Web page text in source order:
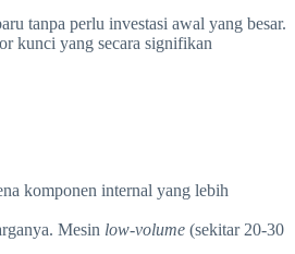
tanpa perlu investasi awal yang besar.
kunci yang secara signifikan
komponen internal yang lebih
Mesin low-volume (sekitar 20-30